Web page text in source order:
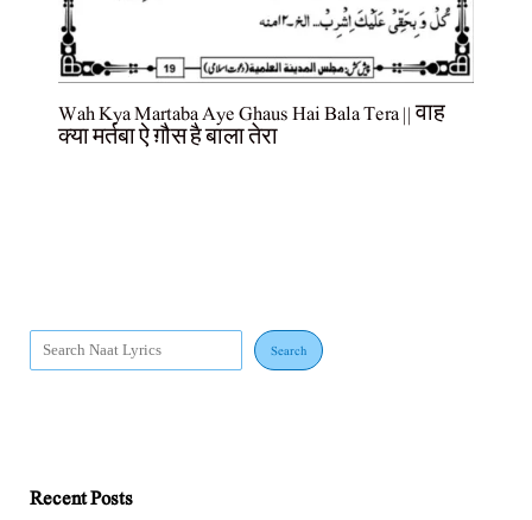
Wah Kya Martaba Aye Ghaus Hai Bala Tera || वाह
क्या मर्तबा ऐ ग़ौस है बाला तेरा
Search
Recent Posts